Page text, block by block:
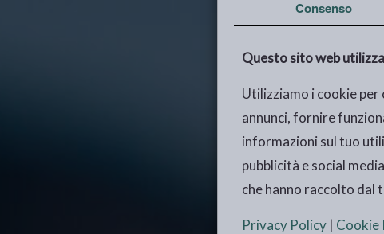
Consenso
Questo sito web
Utilizziamo i cookie
annunci, fornire
informazioni sul tuo
pubblicità e social
che hanno raccolto dal
Privacy Policy | Cookie